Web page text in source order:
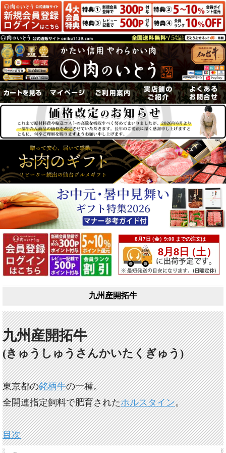
九州産開拓牛
九州産開拓牛
(きゅうしゅうさんかいたくぎゅう)
東京都の銘柄牛の一種。
全開連指定飼料で肥育されたホルスタイン。
目次